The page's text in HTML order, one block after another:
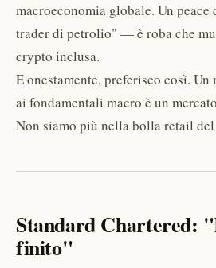
macroeconomia globale. Un peace
trader di petrolio" — è roba che
crypto inclusa.
E onestamente, preferisco così. Un
ai fondamentali macro è un
Non siamo più nella bolla retail
Standard Chartered:
finito"